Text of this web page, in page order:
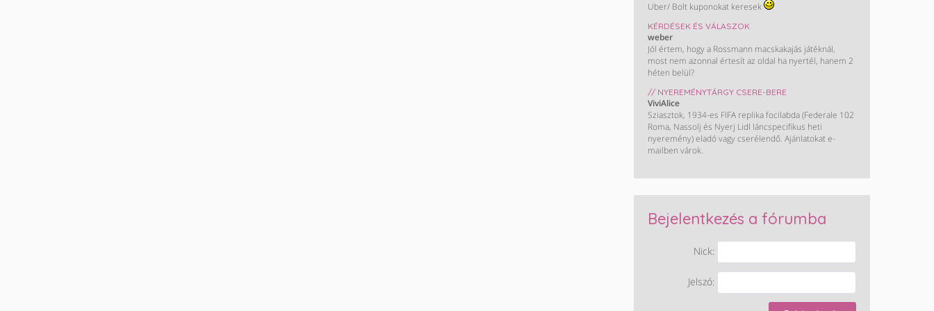
Uber/ Bolt kuponokat keresek
KÉRDÉSEK ÉS VÁLASZOK
weber
Jól értem, hogy a Rossmann macskakajás játéknál,
most nem azonnal értesít az oldal ha nyertél, hanem 2
héten belül?
// NYEREMÉNYTÁRGY CSERE-BERE
ViviAlice
Sziasztok, 1934-es FIFA replika focilabda (Federale 102
Roma, Nassolj és Nyerj Lidl láncspecifikus heti
nyeremény) eladó vagy cserélendő. Ajánlatokat e-
mailben várok.
Bejelentkezés a fórumba
Nick:
Jelszó: